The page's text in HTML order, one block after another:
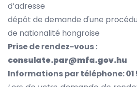
d’adresse
dépôt de demande d'une
de nationalité hongroise
Prise de rendez-vous :
consulate.par@mfa.gov.hu
Informations par téléphone: 01